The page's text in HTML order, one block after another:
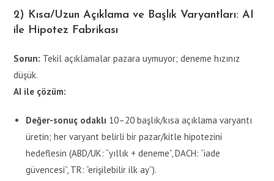
2) Kısa/Uzun Açıklama ve Başlık Varyantları: AI
ile Hipotez Fabrikası
Sorun: Tekil açıklamalar pazara uymuyor; deneme hızınız
düşük.
AI ile çözüm:
Değer-sonuç odaklı 10–20 başlık/kısa açıklama varyantı
üretin; her varyant belirli bir pazar/kitle hipotezini
hedeflesin (ABD/UK: “yıllık + deneme”, DACH: “iade
güvencesi”, TR: “erişilebilir ilk ay”).